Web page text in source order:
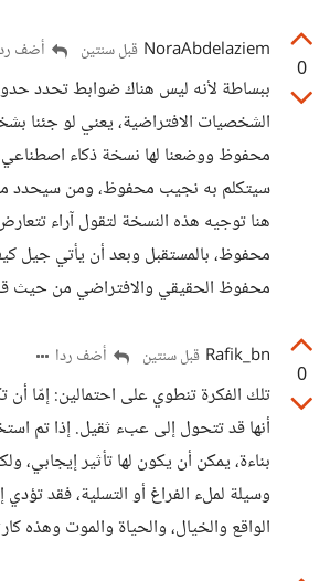
0
NoraAbdelaziem قبل سنتين أضف
ببساطة لأنه ليس هناك ضوابط تحدد
الشخصيات الافتراضية، يعني لو جئنا
محفوظ ووضعنا لها نسخة ذكاء
سيتكلم به نجيب محفوظ، ومن سيحدد
هنا توجيه هذه النسخة لتقول آراء
محفوظ، بالمستقبل وبعد أن يأتي جيل
محفوظ الحقيقي والافتراضي من حيث
0
Rafik_bn قبل سنتين أضف ردا
تلك الفكرة تنطوي على احتمالين: إمّا أن
أنها قد تتحول إلى عبء ثقيل. إذا تم
بناءة، يمكن أن يكون لها تأثير إيجابي،
وسيلة لملء الفراغ أو التسلية، فقد
الواقع والخيال، والحياة والموت وهذه